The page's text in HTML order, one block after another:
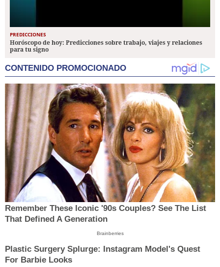
PREDICCIONES
Horóscopo de hoy: Predicciones sobre trabajo, viajes y relaciones
para tu signo
CONTENIDO PROMOCIONADO
Remember These Iconic '90s Couples? See The List
That Defined A Generation
Brainberries
Plastic Surgery Splurge: Instagram Model's Quest
For Barbie Looks